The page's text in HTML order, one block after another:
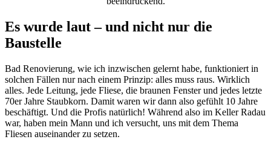
Es wurde laut – und nicht nur die
Baustelle
Bad Renovierung, wie ich inzwischen gelernt habe, funktioniert in
solchen Fällen nur nach einem Prinzip: alles muss raus. Wirklich
alles. Jede Leitung, jede Fliese, die braunen Fenster und jedes letzte
70er Jahre Staubkorn. Damit waren wir dann also gefühlt 10 Jahre
beschäftigt. Und die Profis natürlich! Während also im Keller Radau
war, haben mein Mann und ich versucht, uns mit dem Thema
Fliesen auseinander zu setzen.